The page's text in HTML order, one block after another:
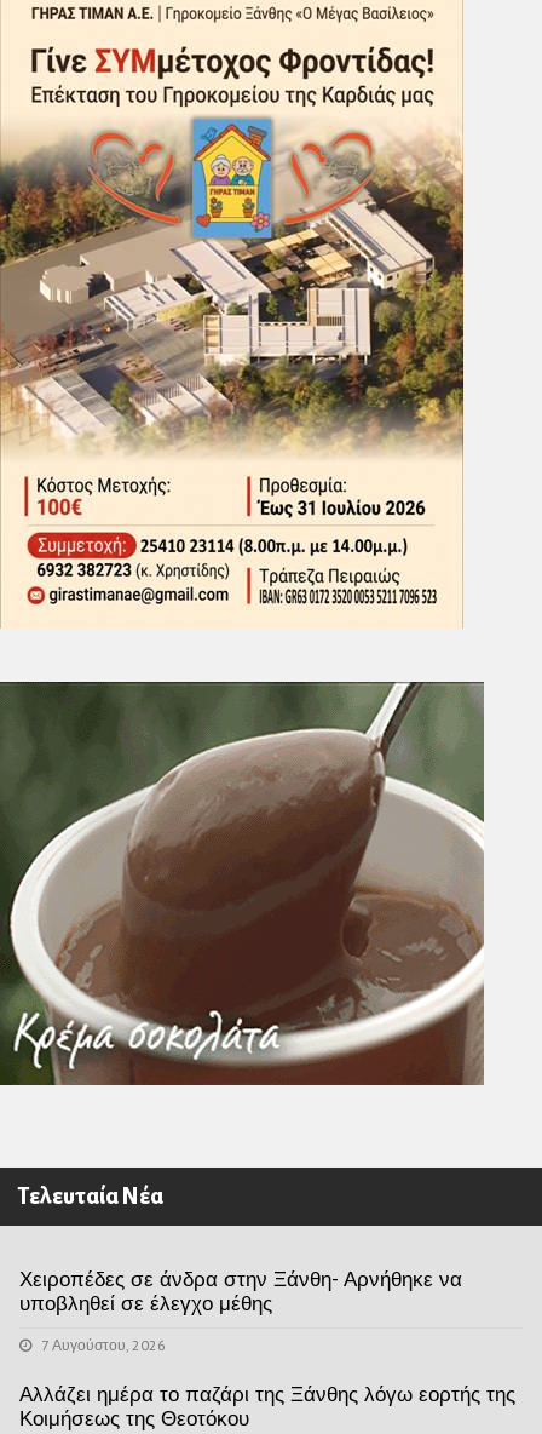
Τελευταία Νέα
Χειροπέδες σε άνδρα στην Ξάνθη- Αρνήθηκε να
υποβληθεί σε έλεγχο μέθης
7 Αυγούστου, 2026
Αλλάζει ημέρα το παζάρι της Ξάνθης λόγω εορτής της
Κοιμήσεως της Θεοτόκου